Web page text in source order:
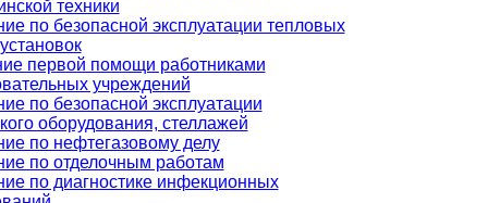
техники
по безопасной эксплуатации тепловых
первой помощи работниками
учреждений
по безопасной эксплуатации
оборудования, стеллажей
по нефтегазовому делу
по отделочным работам
по диагностике инфекционных